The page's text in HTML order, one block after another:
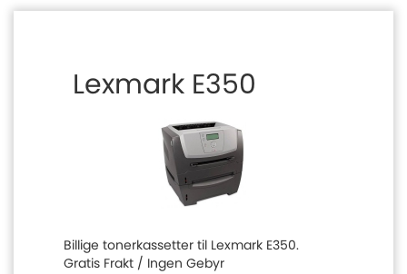
Lexmark E350
Billige tonerkassetter til Lexmark E350.
Gratis Frakt / Ingen Gebyr